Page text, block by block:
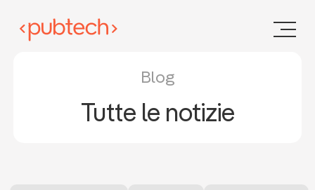
Blog
Tutte le notizie